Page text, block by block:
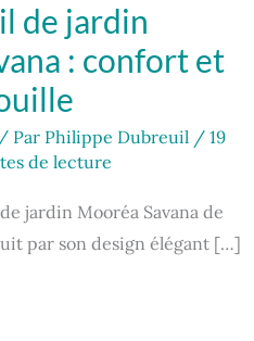
de jardin
: confort et
/ Par Philippe Dubreuil / 19
de lecture
jardin Mooréa Savana de
par son design élégant […]